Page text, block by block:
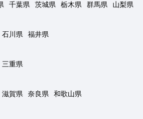
千葉県 茨城県 栃木県 群馬県
山梨県
石川県
福井県
三重県
滋賀県 奈良県
和歌山県